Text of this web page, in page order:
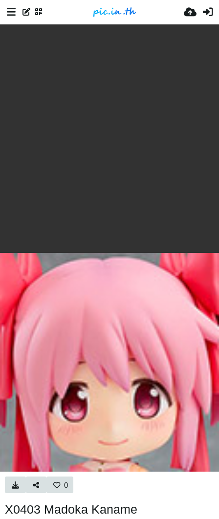
0
X0403 Madoka Kaname